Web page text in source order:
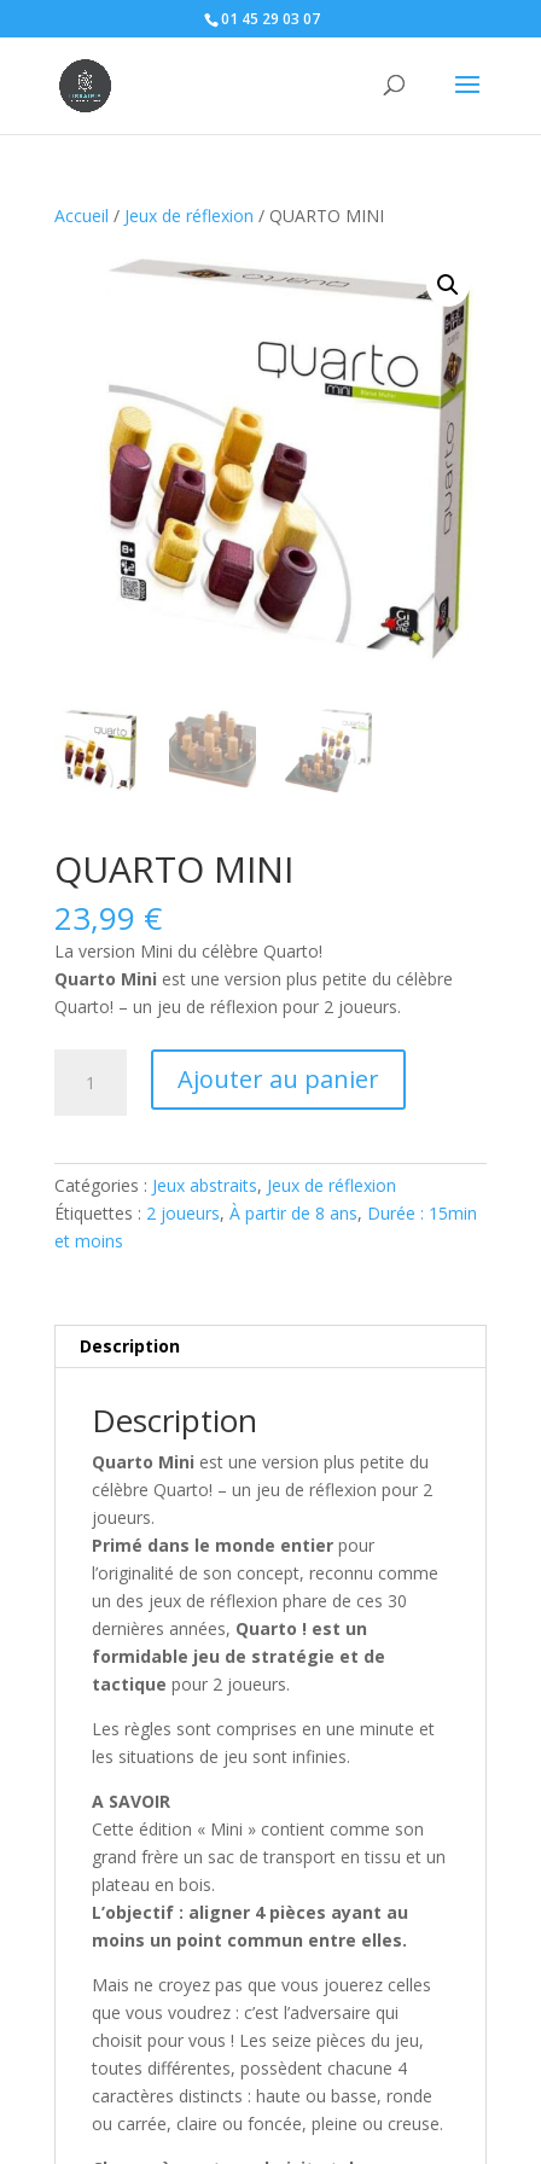
01 45 29 03 07
Accueil / Jeux de réflexion / QUARTO MINI
QUARTO MINI
23,99 €
La version Mini du célèbre Quarto!
Quarto Mini est une version plus petite du célèbre
Quarto! – un jeu de réflexion pour 2 joueurs.
Ajouter au panier
Catégories : Jeux abstraits, Jeux de réflexion
Étiquettes : 2 joueurs, À partir de 8 ans, Durée : 15min
et moins
Description
Description
Quarto Mini est une version plus petite du
célèbre Quarto! – un jeu de réflexion pour 2
joueurs.
Primé dans le monde entier pour
l’originalité de son concept, reconnu comme
un des jeux de réflexion phare de ces 30
dernières années, Quarto ! est un
formidable jeu de stratégie et de
tactique pour 2 joueurs.
Les règles sont comprises en une minute et
les situations de jeu sont infinies.
A SAVOIR
Cette édition « Mini » contient comme son
grand frère un sac de transport en tissu et un
plateau en bois.
L’objectif : aligner 4 pièces ayant au
moins un point commun entre elles.
Mais ne croyez pas que vous jouerez celles
que vous voudrez : c’est l’adversaire qui
choisit pour vous ! Les seize pièces du jeu,
toutes différentes, possèdent chacune 4
caractères distincts : haute ou basse, ronde
ou carrée, claire ou foncée, pleine ou creuse.